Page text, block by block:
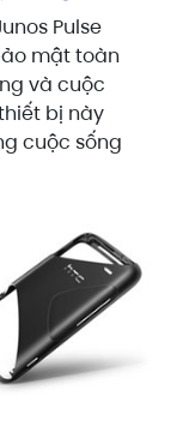
Pulse
mật toàn
và cuộc
bị này
cuộc sống